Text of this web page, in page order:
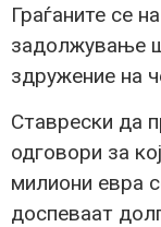
Граѓаните се
задолжување
здружение на
Ставрески да
одговори за
милиони евра
доспеваат